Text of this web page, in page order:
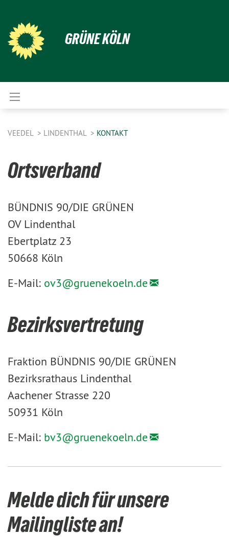
GRÜNE KÖLN
VEEDEL LINDENTHAL KONTAKT
Ortsverband
BÜNDNIS 90/DIE GRÜNEN
OV Lindenthal
Ebertplatz 23
50668 Köln
E-Mail: ov3@gruenekoeln.de
Bezirksvertretung
Fraktion BÜNDNIS 90/DIE GRÜNEN
Bezirksrathaus Lindenthal
Aachener Strasse 220
50931 Köln
E-Mail: bv3@gruenekoeln.de
Melde dich für unsere
Mailingliste an!